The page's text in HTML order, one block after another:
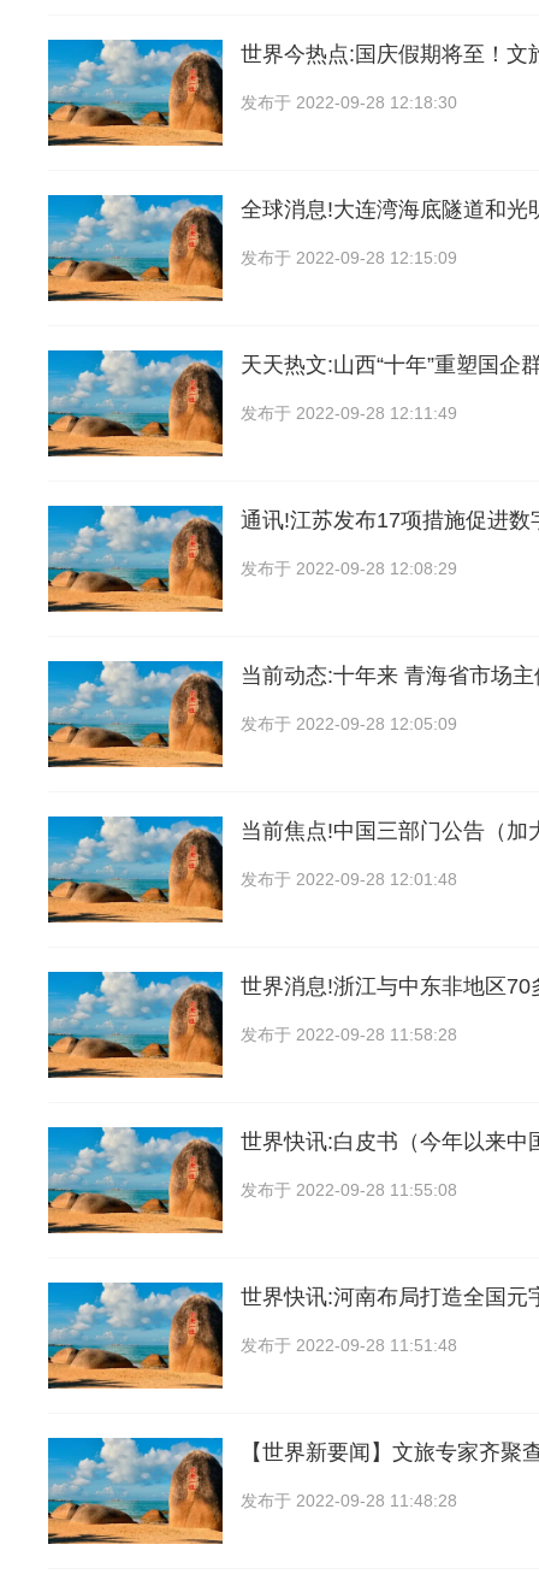
世界今热点:国庆假期将至！文
发布于 2022-09-28 12:18:30
全球消息!大连湾海底隧道和光
发布于 2022-09-28 12:15:09
天天热文:山西“十年”重塑国企
发布于 2022-09-28 12:11:49
通讯!江苏发布17项措施促进数
发布于 2022-09-28 12:08:29
当前动态:十年来 青海省市场
发布于 2022-09-28 12:05:09
当前焦点!中国三部门公告（加
发布于 2022-09-28 12:01:48
世界消息!浙江与中东非地区70
发布于 2022-09-28 11:58:28
世界快讯:白皮书（今年以来中
发布于 2022-09-28 11:55:08
世界快讯:河南布局打造全国元
发布于 2022-09-28 11:51:48
【世界新要闻】文旅专家齐聚
发布于 2022-09-28 11:48:28